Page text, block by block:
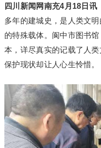
四川新闻网南充4月18日讯
多年的建城史，是人类文
的特殊载体。阆中市图书
本，详尽真实的记载了人
保护现状却让人心生怜惜。